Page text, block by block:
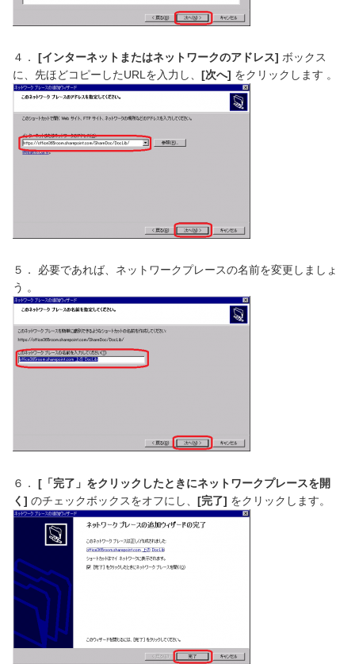
４． [インターネットまたはネットワークのアドレス] ボックス
に、先ほどコピーしたURLを入力し、 [次へ] をクリックします 。
５． 必要であれば、ネットワークプレースの名前を変更しましょ
う 。
６． [ 「完了」をクリックしたときにネットワークプレースを開
く ] のチェックボックスをオフにし、 [完了] をクリックします。